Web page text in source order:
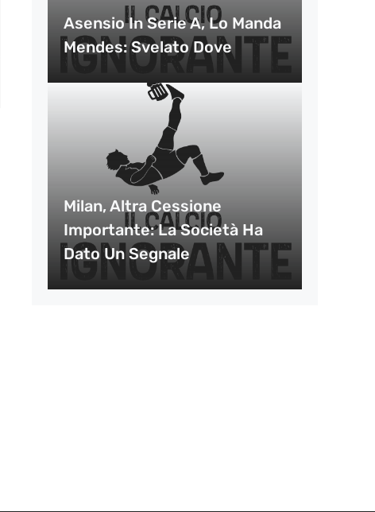
Asensio In Serie A, Lo Manda
Mendes: Svelato Dove
Milan, Altra Cessione
Importante: La Società Ha
Dato Un Segnale